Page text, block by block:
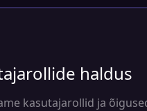
haldus
kasutajarollid ja